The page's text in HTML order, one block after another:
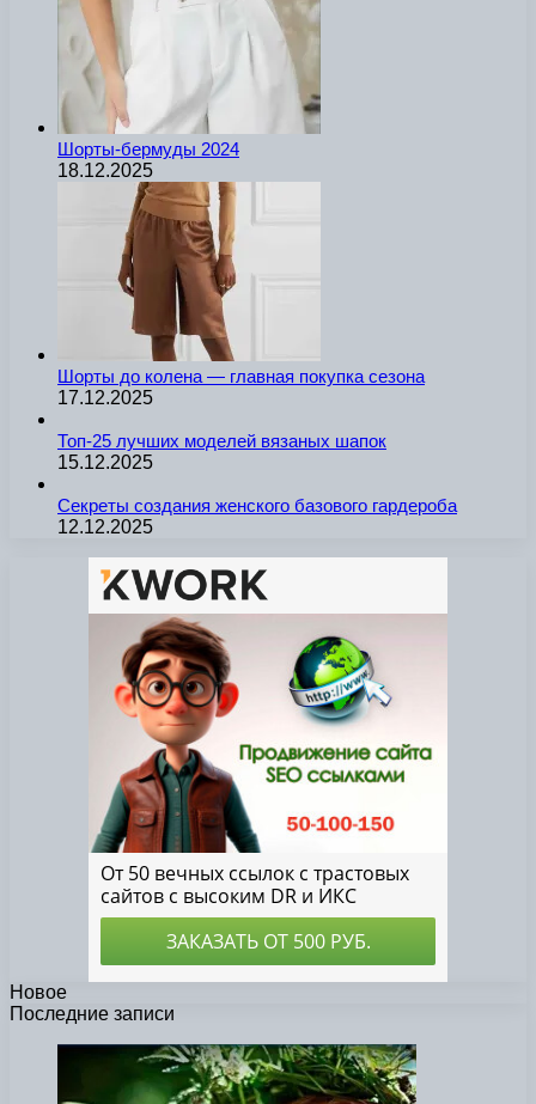
Шорты-бермуды 2024
18.12.2025
Шорты до колена — главная покупка сезона
17.12.2025
Топ-25 лучших моделей вязаных шапок
15.12.2025
Секреты создания женского базового гардероба
12.12.2025
Новое
Последние записи